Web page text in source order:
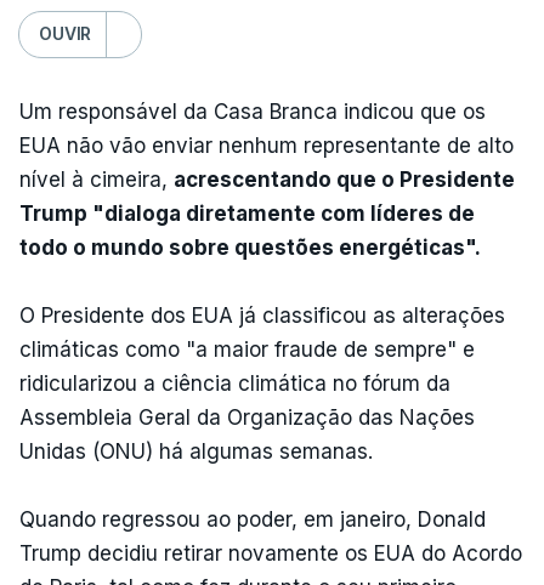
OUVIR
Um responsável da Casa Branca indicou que os
EUA não vão enviar nenhum representante de alto
nível à cimeira, acrescentando que o Presidente
Trump "dialoga diretamente com líderes de
todo o mundo sobre questões energéticas".
O Presidente dos EUA já classificou as alterações
climáticas como "a maior fraude de sempre" e
ridicularizou a ciência climática no fórum da
Assembleia Geral da Organização das Nações
Unidas (ONU) há algumas semanas.
Quando regressou ao poder, em janeiro, Donald
Trump decidiu retirar novamente os EUA do Acordo